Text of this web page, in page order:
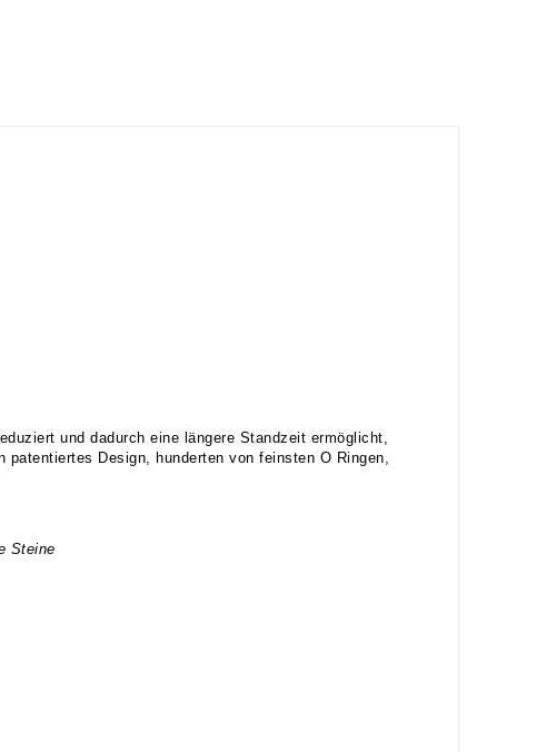
und dadurch eine längere Standzeit ermöglicht,
Design, hunderten von feinsten O Ringen,
Steine